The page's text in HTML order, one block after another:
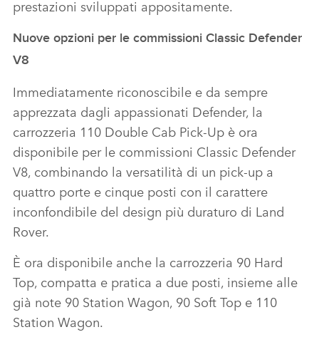
prestazioni sviluppati appositamente.
Nuove opzioni per le commissioni Classic Defender
V8
Immediatamente riconoscibile e da sempre
apprezzata dagli appassionati Defender, la
carrozzeria 110 Double Cab Pick‑Up è ora
disponibile per le commissioni Classic Defender
V8, combinando la versatilità di un pick‑up a
quattro porte e cinque posti con il carattere
inconfondibile del design più duraturo di Land
Rover.
È ora disponibile anche la carrozzeria 90 Hard
Top, compatta e pratica a due posti, insieme alle
già note 90 Station Wagon, 90 Soft Top e 110
Station Wagon.